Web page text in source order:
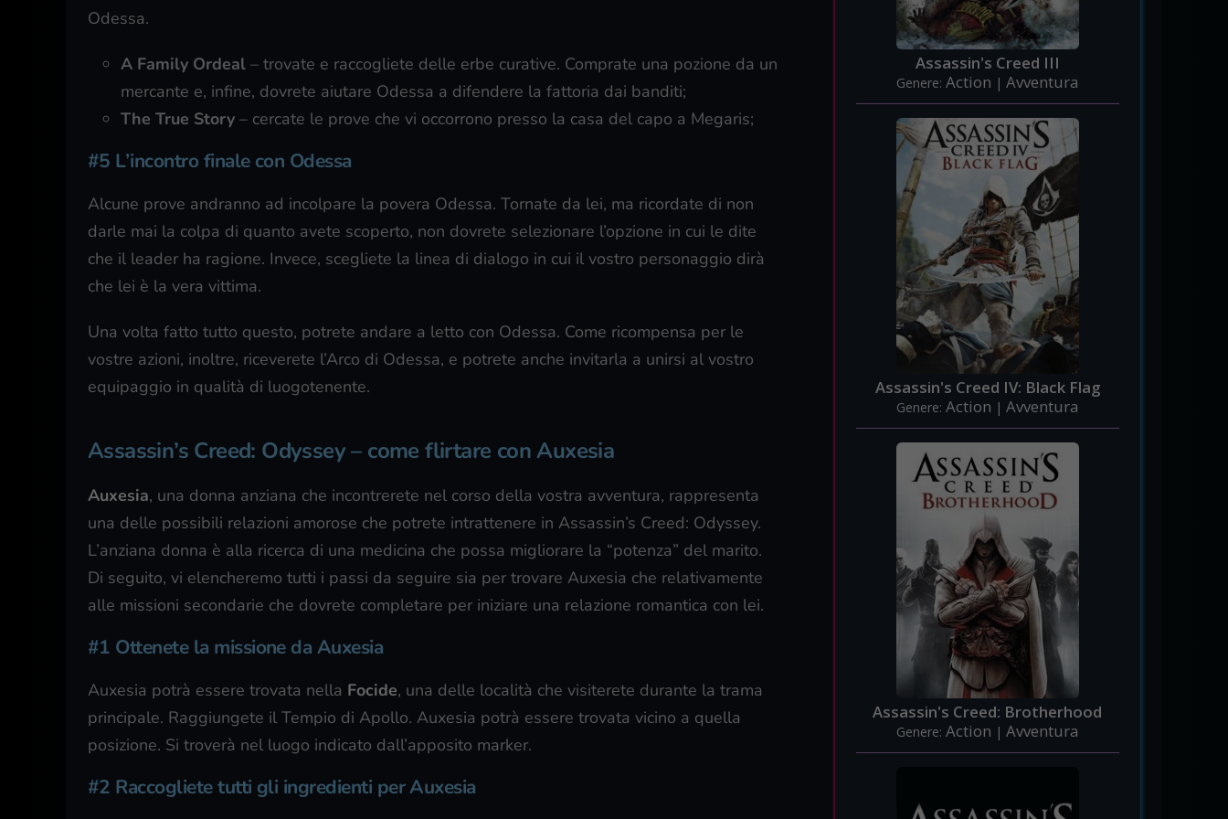
Odessa.
A Family Ordeal – trovate e raccogliete delle erbe curative. Comprate una pozione da un
mercante e, infine, dovrete aiutare Odessa a difendere la fattoria dai banditi;
The True Story – cercate le prove che vi occorrono presso la casa del capo a Megaris;
#5 L’incontro finale con Odessa
Alcune prove andranno ad incolpare la povera Odessa. Tornate da lei, ma ricordate di non
darle mai la colpa di quanto avete scoperto, non dovrete selezionare l’opzione in cui le dite
che il leader ha ragione. Invece, scegliete la linea di dialogo in cui il vostro personaggio dirà
che lei è la vera vittima.
Una volta fatto tutto questo, potrete andare a letto con Odessa. Come ricompensa per le
vostre azioni, inoltre, riceverete l’Arco di Odessa, e potrete anche invitarla a unirsi al vostro
equipaggio in qualità di luogotenente.
Assassin’s Creed: Odyssey – come flirtare con Auxesia
Auxesia, una donna anziana che incontrerete nel corso della vostra avventura, rappresenta
una delle possibili relazioni amorose che potrete intrattenere in Assassin’s Creed: Odyssey.
L’anziana donna è alla ricerca di una medicina che possa migliorare la “potenza” del marito.
Di seguito, vi elencheremo tutti i passi da seguire sia per trovare Auxesia che relativamente
alle missioni secondarie che dovrete completare per iniziare una relazione romantica con lei.
#1 Ottenete la missione da Auxesia
Auxesia potrà essere trovata nella Focide, una delle località che visiterete durante la trama
principale. Raggiungete il Tempio di Apollo. Auxesia potrà essere trovata vicino a quella
posizione. Si troverà nel luogo indicato dall’apposito marker.
#2 Raccogliete tutti gli ingredienti per Auxesia
Assassin's Creed III
Genere:Action |Avventura
Assassin's Creed IV: Black Flag
Genere:Action |Avventura
Assassin's Creed: Brotherhood
Genere:Action |Avventura